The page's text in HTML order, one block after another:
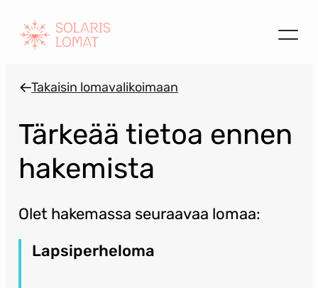
sisältöön
Takaisin lomavalikoimaan
Tärkeää tietoa ennen
hakemista
Olet hakemassa seuraavaa lomaa:
Lapsiperheloma